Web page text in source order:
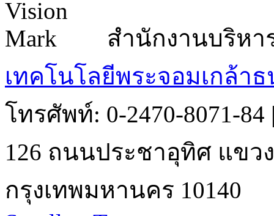
สำนักงานบริห
เทคโนโลยีพระจอมเกล้า
โทรศัพท์: 0-2470-8071-84
126 ถนนประชาอุทิศ แขว
กรุงเทพมหานคร 10140